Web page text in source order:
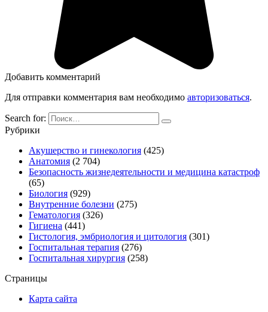
Добавить комментарий
Для отправки комментария вам необходимо авторизоваться.
Search for:
Рубрики
Акушерство и гинекология (425)
Анатомия (2 704)
Безопасность жизнедеятельности и медицина катастроф
(65)
Биология (929)
Внутренние болезни (275)
Гематология (326)
Гигиена (441)
Гистология, эмбриология и цитология (301)
Госпитальная терапия (276)
Госпитальная хирургия (258)
Страницы
Карта сайта